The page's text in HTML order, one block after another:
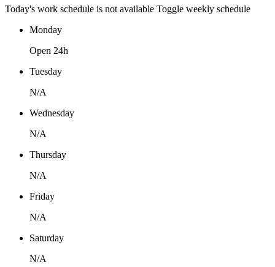
Today's work schedule is not available Toggle weekly schedule
Monday
Open 24h
Tuesday
N/A
Wednesday
N/A
Thursday
N/A
Friday
N/A
Saturday
N/A